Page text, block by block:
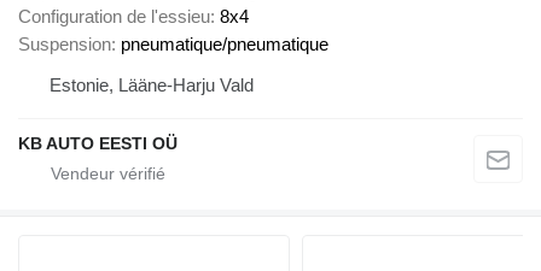
Configuration de l'essieu 8x4
Suspension pneumatique/pneumatique
Estonie, Lääne-Harju Vald
KB AUTO EESTI OÜ